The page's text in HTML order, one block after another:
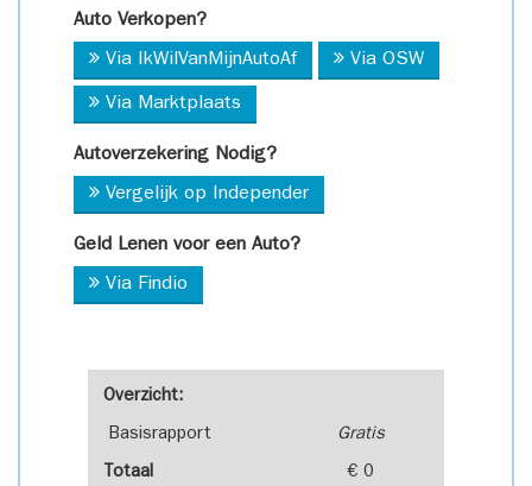
Overzicht:
Basisrapport Gratis
Totaal € 0
Auto Verkopen?
Via IkWilVanMijnAutoAf Via OSW
Via Marktplaats
Autoverzekering Nodig?
Vergelijk op Independer
Geld Lenen voor een Auto?
Via Findio